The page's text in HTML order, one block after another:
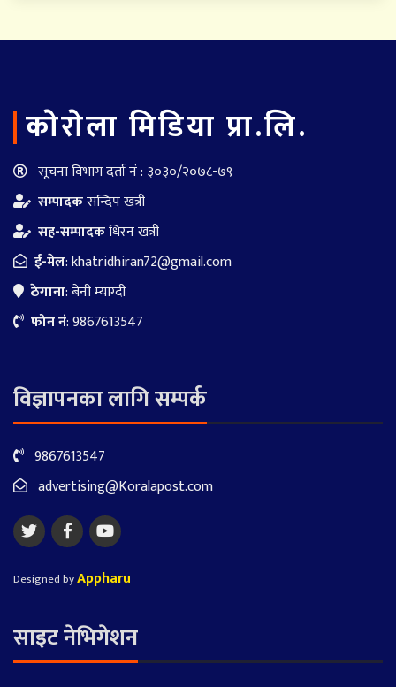
काेराेला मिडिया प्रा.लि.
सूचना विभाग दर्ता नं : ३०३०/२०७८-७९
सम्पादकसन्दिप खत्री
सह-सम्पादकधिरन खत्री
ई-मेल:khatridhiran72@gmail.com
ठेगाना: बेनी म्याग्दी
फोन नं: 9867613547
विज्ञापनका लागि सम्पर्क
9867613547
advertising@Koralapost.com
Designed byAppharu
साइट नेभिगेशन